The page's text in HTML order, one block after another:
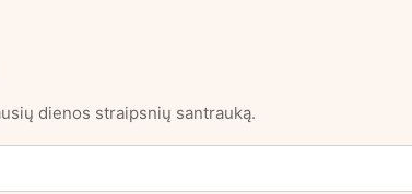
dienos straipsnių santrauką.